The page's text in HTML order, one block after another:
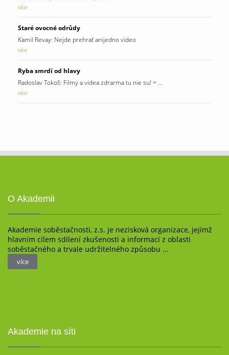
více
Staré ovocné odrůdy
Kamil Revay: Nejde prehrať anijedno video
více
Ryba smrdí od hlavy
Radoslav Tokoš: Filmy a videa zdrarma tu nie su! = ...
více
O Akademii
Akademie soběstačnosti, z.s. je nezisková organizace, jejímž
hlavním cílem sdílení zkušenosti a informací z oblasti
soběstačného a trvale udržitelného způsobu ...
více
Akademie na síti